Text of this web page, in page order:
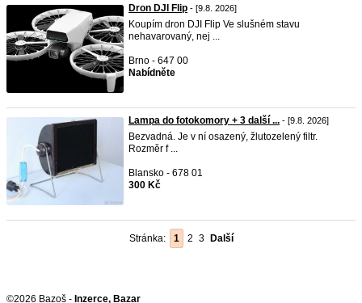
Dron DJI Flip - [9.8. 2026]
Koupím dron DJI Flip Ve slušném stavu
nehavarovaný, nej ...
Brno - 647 00
Nabídněte
Lampa do fotokomory + 3 další ... - [9.8. 2026]
Bezvadná. Je v ní osazený, žlutozelený filtr.
Rozměr f ...
Blansko - 678 01
300 Kč
Stránka: 1 2 3 Další
©2026 Bazoš - Inzerce, Bazar